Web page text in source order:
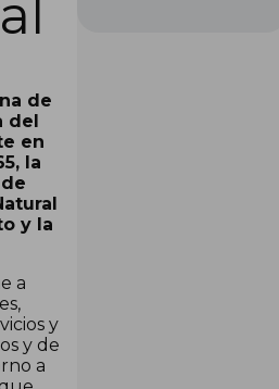
de
del
en
la
y la
a
y
y de
a